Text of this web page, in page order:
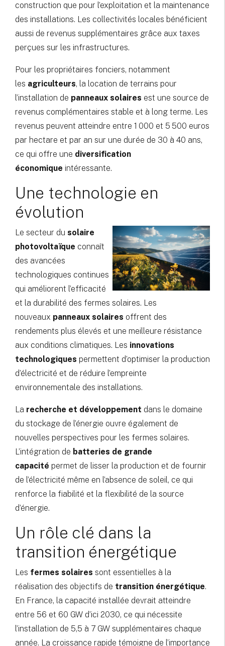
construction que pour l’exploitation et la maintenance
des installations. Les collectivités locales bénéficient
aussi de revenus supplémentaires grâce aux taxes
perçues sur les infrastructures.
Pour les propriétaires fonciers, notamment
les agriculteurs, la location de terrains pour
l’installation de panneaux solaires est une source de
revenus complémentaires stable et à long terme. Les
revenus peuvent atteindre entre 1 000 et 5 500 euros
par hectare et par an sur une durée de 30 à 40 ans,
ce qui offre une diversification
économique intéressante.
Une technologie en
évolution
Le secteur du solaire
photovoltaïque connaît
des avancées
technologiques continues
qui améliorent l’efficacité
et la durabilité des fermes solaires. Les
nouveaux panneaux solaires offrent des
rendements plus élevés et une meilleure résistance
aux conditions climatiques. Les innovations
technologiques permettent d’optimiser la production
d’électricité et de réduire l’empreinte
environnementale des installations.
La recherche et développement dans le domaine
du stockage de l’énergie ouvre également de
nouvelles perspectives pour les fermes solaires.
L’intégration de batteries de grande
capacité permet de lisser la production et de fournir
de l’électricité même en l’absence de soleil, ce qui
renforce la fiabilité et la flexibilité de la source
d’énergie.
Un rôle clé dans la
transition énergétique
Les fermes solaires sont essentielles à la
réalisation des objectifs de transition énergétique.
En France, la capacité installée devrait atteindre
entre 56 et 60 GW d’ici 2030, ce qui nécessite
l’installation de 5,5 à 7 GW supplémentaires chaque
année. La croissance rapide témoigne de l’importance